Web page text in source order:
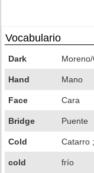
Vocabulario
Dark
Hand Mano
Face Cara
Bridge Puente
Cold Catarro
cold frío